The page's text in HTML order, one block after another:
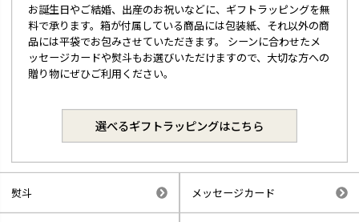
お誕生日やご結婚、出産のお祝いなどに、ギフトラッピングを無
料で承ります。箱が付属している商品には包装紙、それ以外の商
品には平袋でお包みさせていただきます。 シーンに合わせたメ
ッセージカードや熨斗もお選びいただけますので、大切な方への
贈り物にぜひご利用ください。
選べるギフトラッピングはこちら
熨斗 メッセージカード